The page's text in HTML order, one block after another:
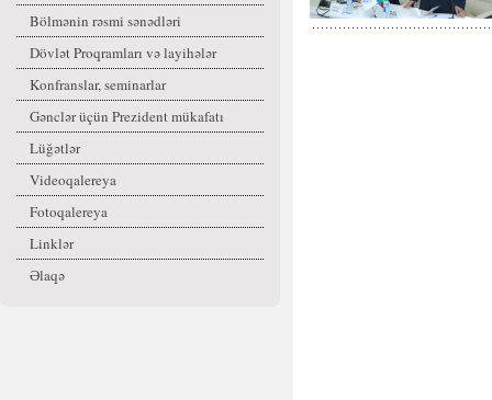
Bölmənin rəsmi sənədləri
Dövlət Proqramları və layihələr
Konfranslar, seminarlar
Gənclər üçün Prezident mükafatı
Lüğətlər
Videoqalereya
Fotoqalereya
Linklər
Əlaqə